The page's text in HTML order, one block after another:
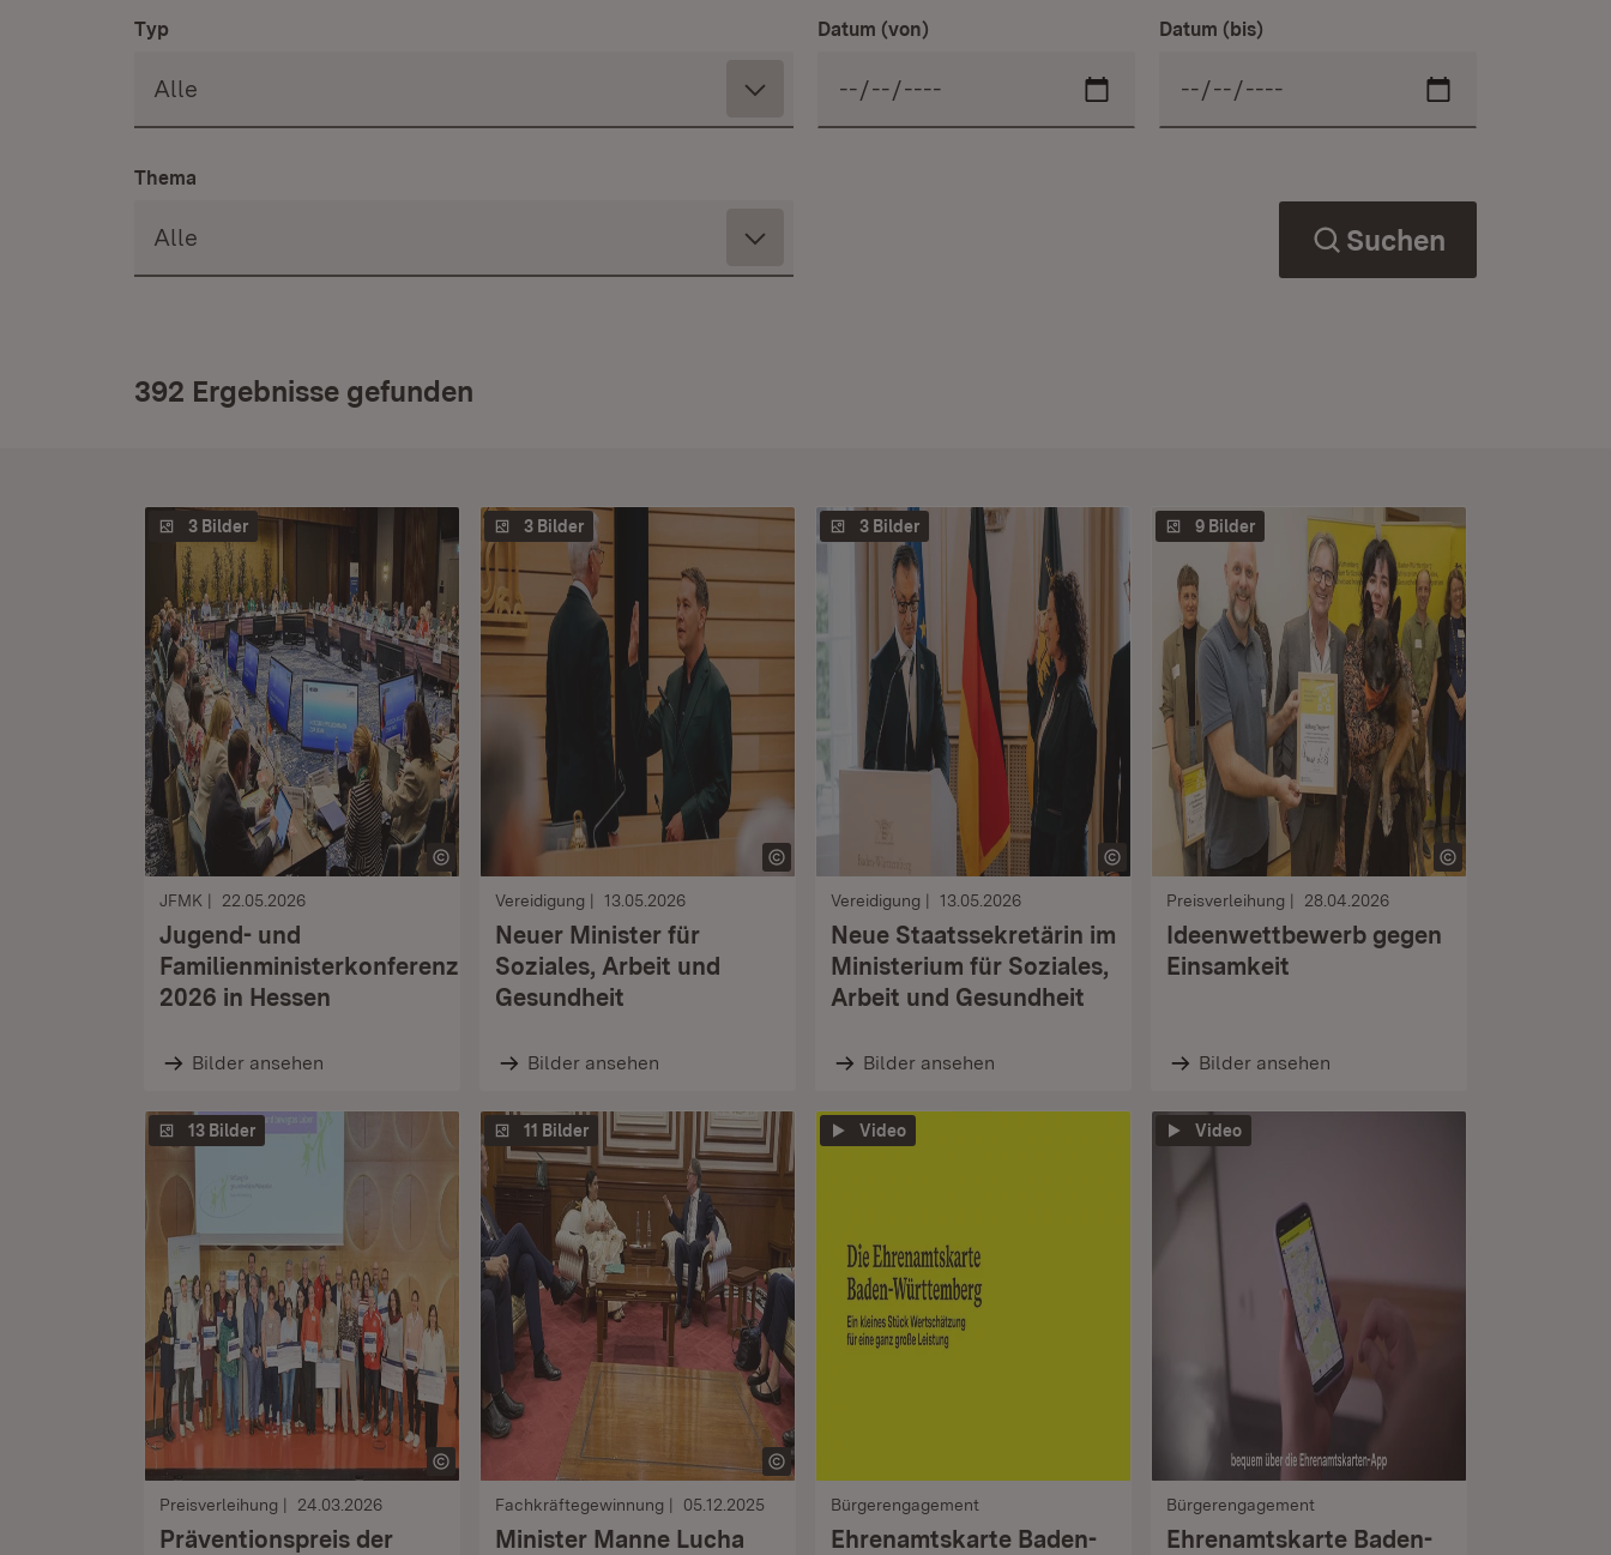
Typ Datum (von) Datum (bis)
Thema
Suchen
392 Ergebnisse gefunden
3 Bilder
JFMK 22.05.2026
Jugend- und
Familienministerkonferenz
2026 in Hessen
Bilder ansehen
3 Bilder
Vereidigung 13.05.2026
Neuer Minister für
Soziales, Arbeit und
Gesundheit
Bilder ansehen
3 Bilder
Vereidigung 13.05.2026
Neue Staatssekretärin im
Ministerium für Soziales,
Arbeit und Gesundheit
Bilder ansehen
9 Bilder
Preisverleihung 28.04.2026
Ideenwettbewerb gegen
Einsamkeit
Bilder ansehen
13 Bilder
Preisverleihung 24.03.2026
Präventionspreis der
11 Bilder
Fachkräftegewinnung 05.12.2025
Minister Manne Lucha
Video
Bürgerengagement
Ehrenamtskarte Baden-
Video
Bürgerengagement
Ehrenamtskarte Baden-